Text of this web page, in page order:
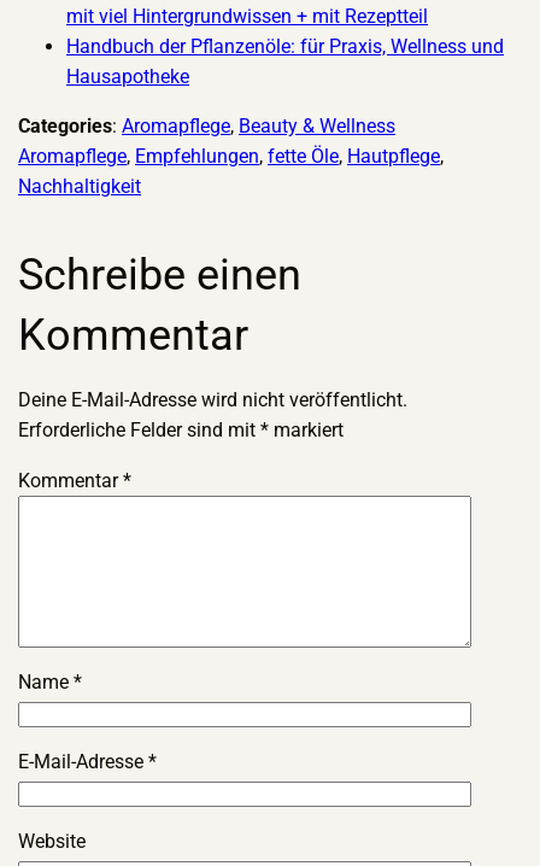
mit viel Hintergrundwissen + mit Rezeptteil
Handbuch der Pflanzenöle: für Praxis, Wellness und
Hausapotheke
Categories:Aromapflege, Beauty & Wellness
Aromapflege, Empfehlungen, fette Öle, Hautpflege
Nachhaltigkeit
Schreibe einen
Kommentar
Deine E-Mail-Adresse wird nicht veröffentlicht.
Erforderliche Felder sind mit* markiert
Kommentar*
Name*
E-Mail-Adresse*
Website